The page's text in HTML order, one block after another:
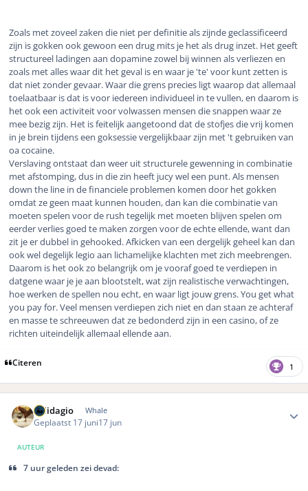
Zoals met zoveel zaken die niet per definitie als zijnde geclassificeerd
zijn is gokken ook gewoon een drug mits je het als drug inzet. Het geeft
structureel ladingen aan dopamine zowel bij winnen als verliezen en
zoals met alles waar dit het geval is en waar je 'te' voor kunt zetten is
dat niet zonder gevaar. Waar die grens precies ligt waarop dat allemaal
toelaatbaar is dat is voor iedereen individueel in te vullen, en daarom is
het ook een activiteit voor volwassen mensen die snappen waar ze
mee bezig zijn. Het is feitelijk aangetoond dat de stofjes die vrij komen
in je brein tijdens een goksessie vergelijkbaar zijn met 't gebruiken van
oa cocaine.
Verslaving ontstaat dan weer uit structurele gewenning in combinatie
met afstomping, dus in die zin heeft jucy wel een punt. Als mensen
down the line in de financiele problemen komen door het gokken
omdat ze geen maat kunnen houden, dan kan die combinatie van
moeten spelen voor de rush tegelijk met moeten blijven spelen om
eerder verlies goed te maken zorgen voor de echte ellende, want dan
zit je er dubbel in gehooked. Afkicken van een dergelijk geheel kan dan
ook wel degelijk legio aan lichamelijke klachten met zich meebrengen.
Daarom is het ook zo belangrijk om je vooraf goed te verdiepen in
datgene waar je je aan blootstelt, wat zijn realistische verwachtingen,
hoe werken de spellen nou echt, en waar ligt jouw grens. You get what
you pay for. Veel mensen verdiepen zich niet en dan staan ze achteraf
en masse te schreeuwen dat ze bedonderd zijn in een casino, of ze
richten uiteindelijk allemaal ellende aan.
Citeren 1
Solidagio Whale
Geplaatst 17 juni17 jun
AUTEUR
7 uur geleden zei devad: